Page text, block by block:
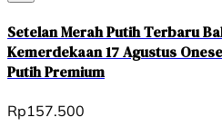
Setelan Merah Putih Terbaru
Kemerdekaan 17 Agustus
Putih Premium
Rp157.500